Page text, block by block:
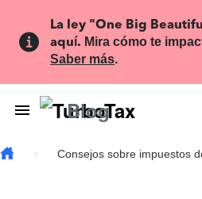
Skip to main content
La ley "One Big
aquí. Mira cómo te
Saber más.
Toggle Navigation
Blog
Consejos sobre impuestos